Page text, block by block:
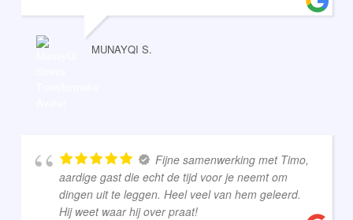
MUNAYQI S.
Fijne samenwerking met Timo,
aardige gast die echt de tijd voor je neemt om
dingen uit te leggen. Heel veel van hem geleerd.
Hij weet waar hij over praat!